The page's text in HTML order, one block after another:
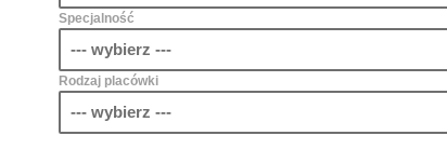
Specjalność
Rodzaj placówki